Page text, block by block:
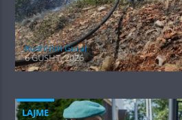
Kushtrim Guraj
6 GUSHT, 2026
LAJME